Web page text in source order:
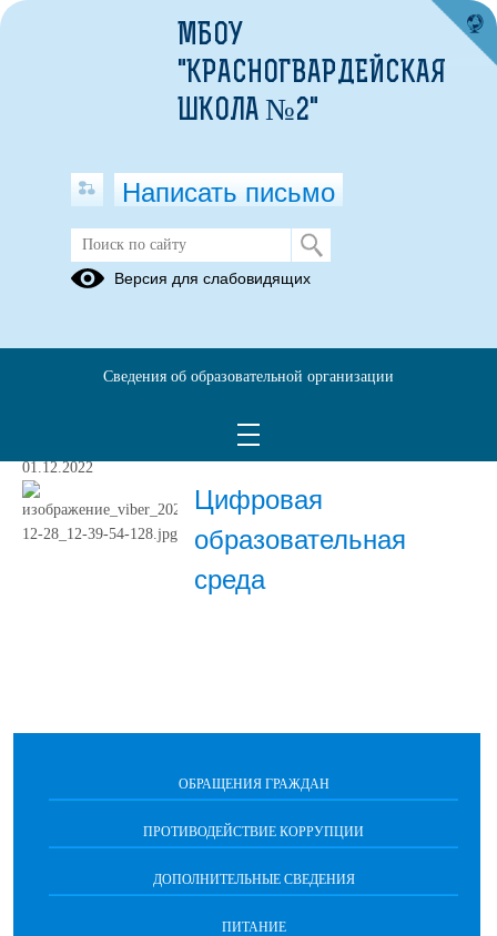
ЦИФРОВАЯ ОБРАЗОВАТЕЛЬНАЯ
СРЕДА
О реализации проекта «Цифровая
01.12.2022
Цифровая
образовательная
среда
ОБРАЩЕНИЯ ГРАЖДАН
ПРОТИВОДЕЙСТВИЕ КОРРУПЦИИ
ДОПОЛНИТЕЛЬНЫЕ СВЕДЕНИЯ
ПИТАНИЕ
МБОУ
"КРАСНОГВАРДЕЙСКАЯ
ШКОЛА №2"
Написать письмо
Версия для слабовидящих
Сведения об образовательной организации